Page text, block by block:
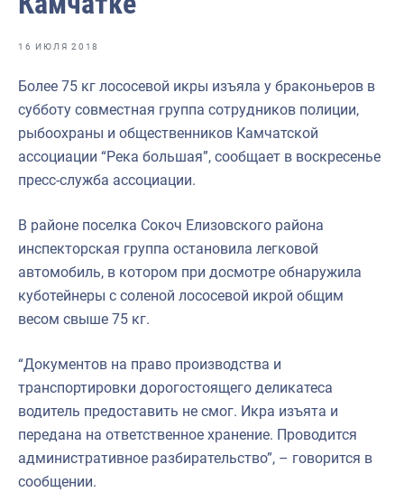
Отраслевые СМИ
Выставки и конференции
Научно-практическая литература
Рыбоохрана России
Отрасль в цифрах
Инфографика
Большая африканская экспедиция
Укрепление духовно-нравственных ценностей
16 ИЮЛЯ 2018
Более 75 кг лососевой икры изъяла у браконьеров в
субботу совместная группа сотрудников полиции,
рыбоохраны и общественников Камчатской
ассоциации “Река большая”, сообщает в воскресенье
пресс-служба ассоциации.
В районе поселка Сокоч Елизовского района
инспекторская группа остановила легковой
автомобиль, в котором при досмотре обнаружила
куботейнеры с соленой лососевой икрой общим
весом свыше 75 кг.
“Документов на право производства и
транспортировки дорогостоящего деликатеса
водитель предоставить не смог. Икра изъята и
передана на ответственное хранение. Проводится
административное разбирательство”, – говорится в
сообщении.